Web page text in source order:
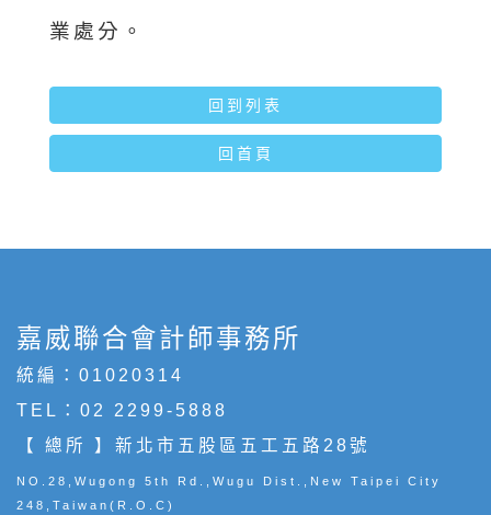
業處分。
回到列表
回首頁
嘉威聯合會計師事務所
統編：01020314
TEL： 02 2299-5888
【 總所 】新北市五股區五工五路28號
NO.28,Wugong 5th Rd.,Wugu Dist.,New Taipei City
248,Taiwan(R.O.C)